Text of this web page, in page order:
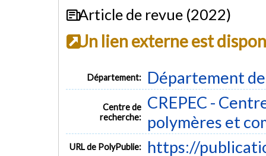
Article de revue (2022)
Un lien externe est
Département: Département
Centre de
recherche:
CREPEC -
polymères et
URL de PolyPublie: https://